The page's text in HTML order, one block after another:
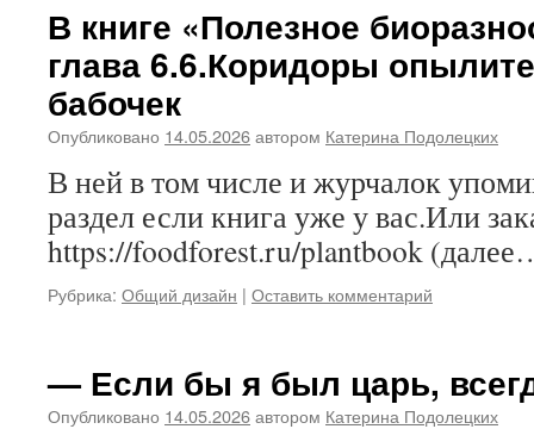
В книге «Полезное
глава 6.6.Коридоры
бабочек
Опубликовано 14.05.2026автором Катерина Подолецких
В ней в том числе и журчалок
раздел если книга уже у вас.Или
https://foodforest.ru/plantbook
Рубрика: Общий дизайн | Оставить комментарий
— Если бы я был царь,
Опубликовано 14.05.2026автором Катерина Подолецких